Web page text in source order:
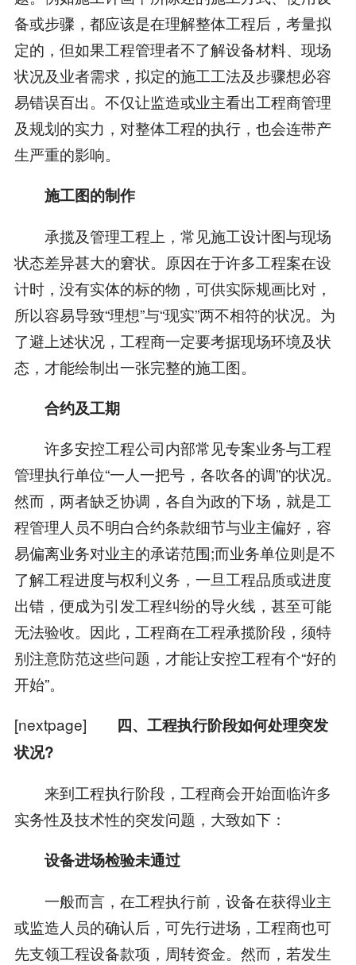
备或步骤，都应该是在理解整体工程后，考量拟
定的，但如果工程管理者不了解设备材料、现场
状况及业者需求，拟定的施工工法及步骤想必容
易错误百出。不仅让监造或业主看出工程商管理
及规划的实力，对整体工程的执行，也会连带产
生严重的影响。
施工图的制作
承揽及管理工程上，常见施工设计图与现场
状态差异甚大的窘状。原因在于许多工程案在设
计时，没有实体的标的物，可供实际规画比对，
所以容易导致“理想”与“现实”两不相符的状况。为
了避上述状况，工程商一定要考据现场环境及状
态，才能绘制出一张完整的施工图。
合约及工期
许多安控工程公司内部常见专案业务与工程
管理执行单位“一人一把号，各吹各的调”的状况。
然而，两者缺乏协调，各自为政的下场，就是工
程管理人员不明白合约条款细节与业主偏好，容
易偏离业务对业主的承诺范围;而业务单位则是不
了解工程进度与权利义务，一旦工程品质或进度
出错，便成为引发工程纠纷的导火线，甚至可能
无法验收。因此，工程商在工程承揽阶段，须特
别注意防范这些问题，才能让安控工程有个“好的
开始”。
[nextpage] 四、工程执行阶段如何处理突发
状况?
来到工程执行阶段，工程商会开始面临许多
实务性及技术性的突发问题，大致如下：
设备进场检验未通过
一般而言，在工程执行前，设备在获得业主
或监造人员的确认后，可先行进场，工程商也可
先支领工程设备款项，周转资金。然而，若发生